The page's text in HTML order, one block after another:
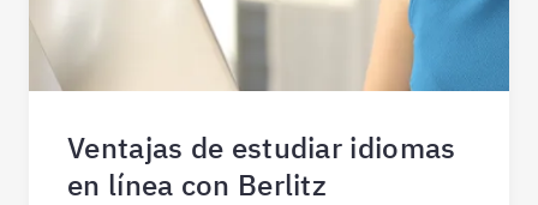
Ventajas de estudiar idiomas
en línea con Berlitz